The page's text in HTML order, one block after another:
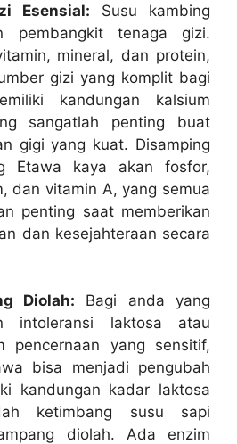
Esensial: Susu kambing
pembangkit tenaga gizi.
mineral, dan protein,
gizi yang komplit bagi
kandungan kalsium
sangatlah penting buat
gigi yang kuat. Disamping
Etawa kaya akan fosfor,
dan vitamin A, yang semua
penting saat memberikan
dan kesejahteraan secara
Diolah: Bagi anda yang
intoleransi laktosa atau
pencernaan yang sensitif,
bisa menjadi pengubah
kandungan kadar laktosa
ketimbang susu sapi
diolah. Ada enzim